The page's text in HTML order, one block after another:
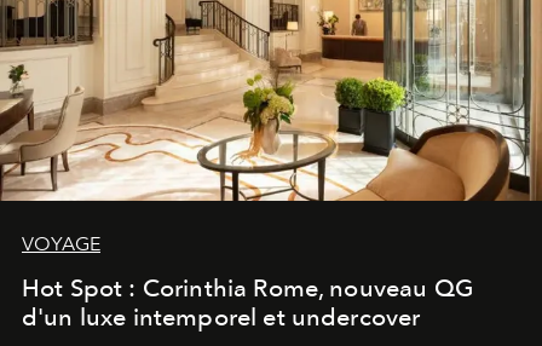
VOYAGE
Hot Spot : Corinthia Rome, nouveau QG
d'un luxe intemporel et undercover